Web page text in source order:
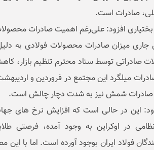
صادرات است.
افزود: علی‌رغم اهمیت صادرات
جاری میزان صادرات محصولات فولادی به
صادراتی توسط ستاد محترم تنظیم بازار،
میلگرد این مجتمع در فروردین و
صادرات شمش نیز به شدت دچار چالش است.
این در حالی است که افزایش نرخ های
در اوکراین به وجود آمده، فرصتی
فولاد ایران بوجود آورده است. اما با